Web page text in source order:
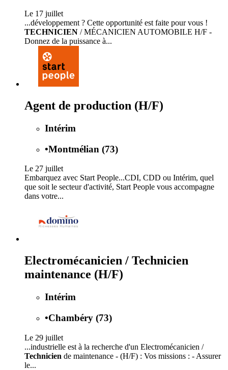
Le 17 juillet
...développement ? Cette opportunité est faite pour vous !
TECHNICIEN / MÉCANICIEN AUTOMOBILE H/F -
Donnez de la puissance à...
Agent de production (H/F)
Intérim
•Montmélian (73)
Le 27 juillet
Embarquez avec Start People...CDI, CDD ou Intérim, quel
que soit le secteur d'activité, Start People vous accompagne
dans votre...
Electromécanicien / Technicien
maintenance (H/F)
Intérim
•Chambéry (73)
Le 29 juillet
...industrielle est à la recherche d'un Electromécanicien /
Technicien de maintenance - (H/F) : Vos missions : - Assurer
le...